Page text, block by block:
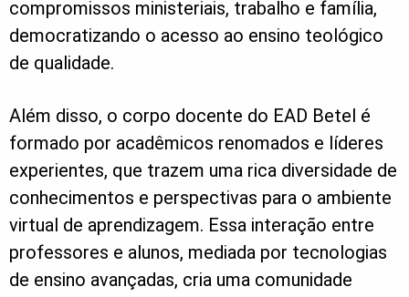
compromissos ministeriais, trabalho e família,
democratizando o acesso ao ensino teológico
de qualidade.
Além disso, o corpo docente do EAD Betel é
formado por acadêmicos renomados e líderes
experientes, que trazem uma rica diversidade de
conhecimentos e perspectivas para o ambiente
virtual de aprendizagem. Essa interação entre
professores e alunos, mediada por tecnologias
de ensino avançadas, cria uma comunidade